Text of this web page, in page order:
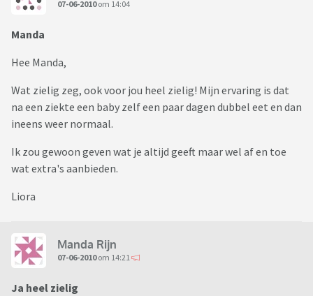
07-06-2010om 14:04
Manda
Hee Manda,
Wat zielig zeg, ook voor jou heel zielig! Mijn ervaring is dat
na een ziekte een baby zelf een paar dagen dubbel eet en dan
ineens weer normaal.
Ik zou gewoon geven wat je altijd geeft maar wel af en toe
wat extra's aanbieden.
Liora
Manda Rijn
07-06-2010om 14:21
Ja heel zielig